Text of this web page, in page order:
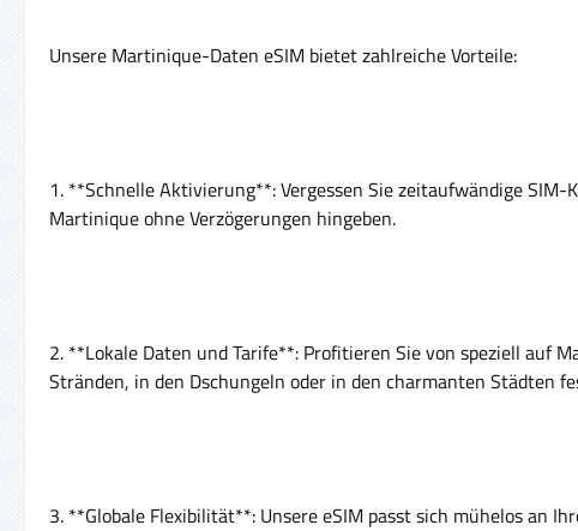
Unsere Martinique-Daten eSIM bietet zahlreiche Vorteile:
1. **Schnelle Aktivierung**: Vergessen Sie zeitaufwändige
Martinique ohne Verzögerungen hingeben.
2. **Lokale Daten und Tarife**: Profitieren Sie von speziell auf
Stränden, in den Dschungeln oder in den charmanten Städten
3. **Globale Flexibilität**: Unsere eSIM passt sich mühelos an